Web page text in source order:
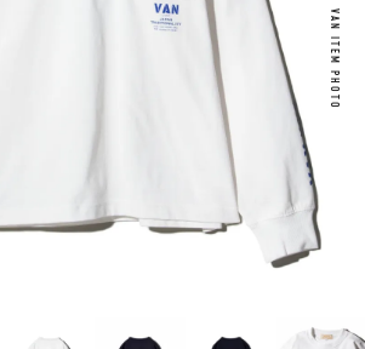
VAN ITEM PHOTO